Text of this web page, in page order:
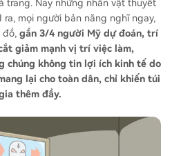
trang. Nay những nhân vật thuyết
ra, mọi người bản năng nghĩ ngay,
đồ, gần 3/4 người Mỹ dự đoán, trí
giảm mạnh vị trí việc làm,
chúng không tin lợi ích kinh tế do
lại cho toàn dân, chỉ khiến túi
thêm đầy.